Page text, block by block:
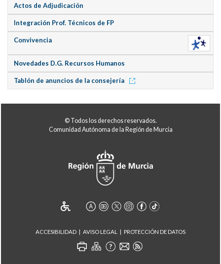
Actos de Adjudicación
Integración Prof. Técnicos de FP
Convivencia
Novedades D.G. Recursos Humanos
Tablón de anuncios de la consejería
© Todos los derechos reservados.
Comunidad Autónoma de la Región de Murcia
ACCESIBILIDAD AVISO LEGAL PROTECCIÓN DE DATOS